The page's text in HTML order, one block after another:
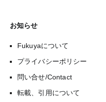
お知らせ
Fukuyaについて
プライバシーポリシー
問い合せ/Contact
転載、引用について